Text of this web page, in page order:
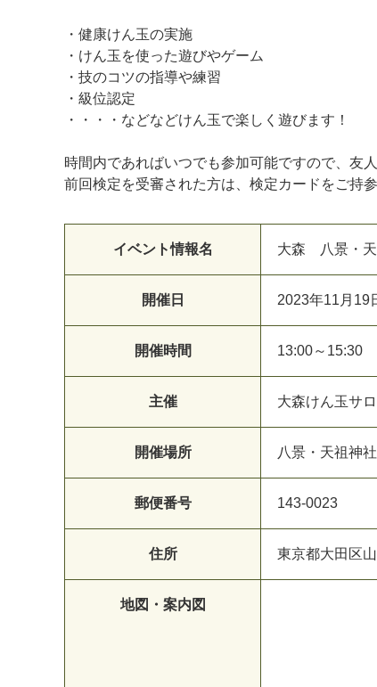
・健康けん玉の実施
・けん玉を使った遊びやゲーム
・技のコツの指導や練習
・級位認定
・・・・などなどけん玉で楽しく遊びます！
時間内であればいつでも参加可能ですので、友
前回検定を受審された方は、検定カードをご持
イベント情報名 大森 八景・
開催日 2023年11月19
開催時間 13:00～15:30
主催 大森けん玉サ
開催場所 八景・天祖神社
郵便番号 143-0023
住所 東京都大田区
地図・案内図